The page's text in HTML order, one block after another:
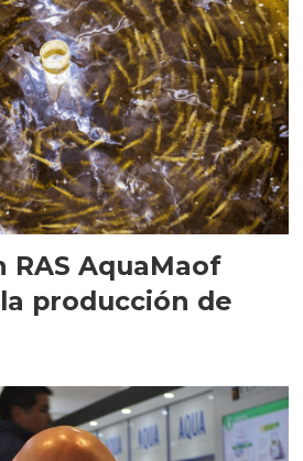
RAS AquaMaof
producción de